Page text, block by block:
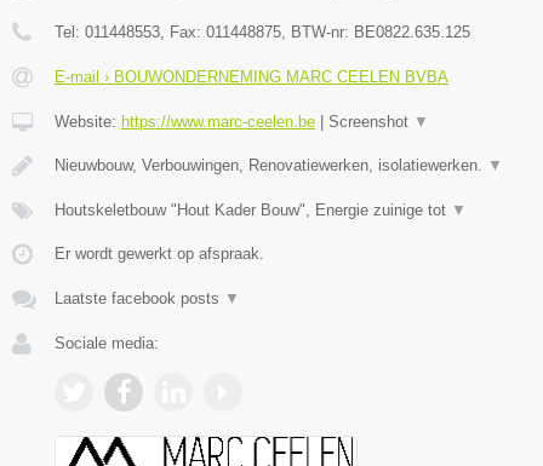
Tel: 011448553, Fax: 011448875, BTW-nr: BE0822.635.125
E-mail › BOUWONDERNEMING MARC CEELEN BVBA
Website: https://www.marc-ceelen.be Screenshot ▼
Nieuwbouw, Verbouwingen, Renovatiewerken, isolatiewerken. ▼
Houtskeletbouw "Hout Kader Bouw", Energie zuinige tot ▼
Er wordt gewerkt op afspraak.
Laatste facebook posts ▼
Sociale media: